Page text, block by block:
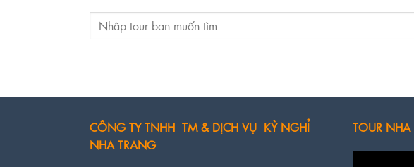
CÔNG TY TNHH TM & DỊCH VỤ KỲ NGHỈ
NHA TRANG
TOUR NHA